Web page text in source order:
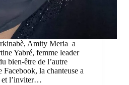
Amity Meria a
Yabré, femme leader
bien-être de l’autre
la chanteuse a
et l’inviter…